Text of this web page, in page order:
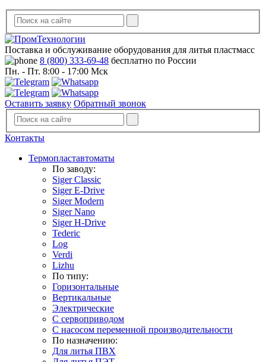
Поставка и обслуживание оборудования для литья пластмасс
8 (800) 333-69-48 бесплатно по России
Пн. - Пт. 8:00 - 17:00 Мск
Оставить заявку Обратный звонок
Контакты
Термопластавтоматы
По заводу:
Siger Classic
Siger E-Drive
Siger Modern
Siger Nano
Siger H-Drive
Tederic
Log
Verdi
Lizhu
По типу:
Горизонтальные
Вертикальные
Электрические
С сервоприводом
С насосом переменной производительности
По назначению:
Для литья ПВХ